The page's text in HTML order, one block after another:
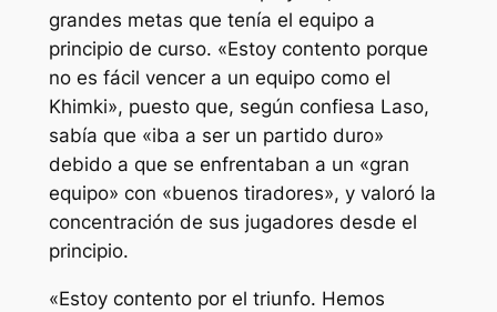
grandes metas que tenía el equipo a
principio de curso. «Estoy contento porque
no es fácil vencer a un equipo como el
Khimki», puesto que, según confiesa Laso,
sabía que «iba a ser un partido duro»
debido a que se enfrentaban a un «gran
equipo» con «buenos tiradores», y valoró la
concentración de sus jugadores desde el
principio.
«Estoy contento por el triunfo. Hemos